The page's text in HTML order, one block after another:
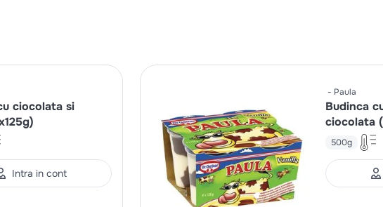
ciocolata si
Intra in cont
Paula
Budinca
ciocolata
500g